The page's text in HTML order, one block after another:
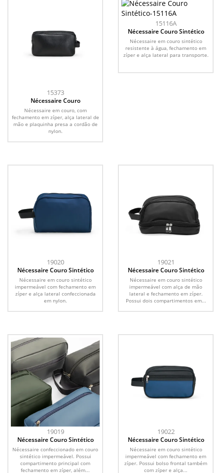
15373
Nécessaire Couro
Nécessaire em couro, com
fechamento em zíper, alça lateral de
mão e plaquinha presa a cordão de
nylon.
15116A
Nécessaire Couro Sintético
Nécessaire em couro sintético
resistente à água, fechamento em
zíper e alça lateral para transporte.
19020
Nécessaire Couro Sintético
Nécessaire em couro sintético
impermeável com fechamento em
zíper e alça lateral confeccionada
em nylon.
19021
Nécessaire Couro Sintético
Nécessaire em couro sintético
impermeável com alça de mão
lateral e fechamento em zíper.
Possui dois compartimentos em...
19019
Nécessaire Couro Sintético
Nécessaire confeccionado em couro
sintético impermeável. Possui
compartimento principal com
fechamento em zíper, além...
19022
Nécessaire Couro Sintético
Nécessaire em couro sintético
impermeável com fechamento em
zíper. Possui bolso frontal também
com zíper e alça...